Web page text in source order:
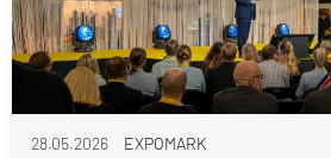
28.05.2026 EXPOMARK